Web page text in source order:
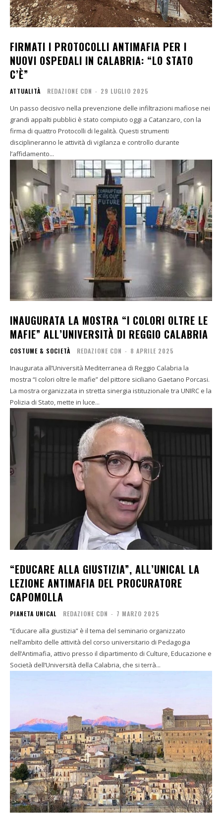
FIRMATI I PROTOCOLLI ANTIMAFIA PER I
NUOVI OSPEDALI IN CALABRIA: “LO STATO
C’È”
ATTUALITÀ REDAZIONE CDN - 29 LUGLIO 2025
Un passo decisivo nella prevenzione delle infiltrazioni mafiose nei
grandi appalti pubblici è stato compiuto oggi a Catanzaro, con la
firma di quattro Protocolli di legalità. Questi strumenti
disciplineranno le attività di vigilanza e controllo durante
l’affidamento...
INAUGURATA LA MOSTRA “I COLORI OLTRE LE
MAFIE” ALL’UNIVERSITÀ DI REGGIO CALABRIA
COSTUME & SOCIETÀ REDAZIONE CDN - 8 APRILE 2025
Inaugurata all’Università Mediterranea di Reggio Calabria la
mostra “I colori oltre le mafie” del pittore siciliano Gaetano Porcasi.
La mostra organizzata in stretta sinergia istituzionale tra UNIRC e la
Polizia di Stato, mette in luce...
“EDUCARE ALLA GIUSTIZIA”, ALL’UNICAL LA
LEZIONE ANTIMAFIA DEL PROCURATORE
CAPOMOLLA
PIANETA UNICAL REDAZIONE CDN - 7 MARZO 2025
“Educare alla giustizia” è il tema del seminario organizzato
nell’ambito delle attività del corso universitario di Pedagogia
dell’Antimafia, attivo presso il dipartimento di Culture, Educazione e
Società dell’Università della Calabria, che si terrà...